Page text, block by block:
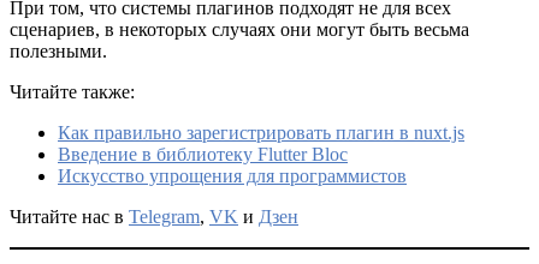
При том, что системы плагинов подходят не для всех
сценариев, в некоторых случаях они могут быть весьма
полезными.
Читайте также:
Как правильно зарегистрировать плагин в nuxt.js
Введение в библиотеку Flutter Bloc
Искусство упрощения для программистов
Читайте нас в Telegram, VK и Дзен